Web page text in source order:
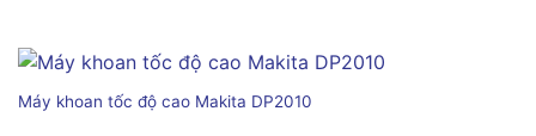
Máy khoan tốc độ cao Makita DP2010